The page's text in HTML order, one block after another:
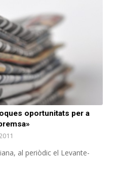
oportunitats per a
al periòdic el Levante-